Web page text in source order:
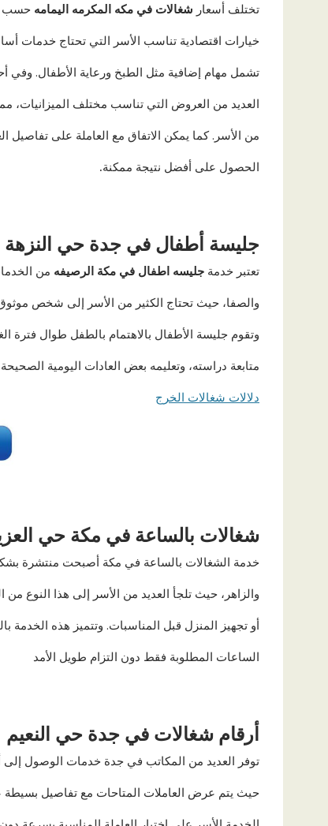
تختلف أسعار شغالات في مكه المكرمه اليمامه حسب
خيارات اقتصادية تناسب الأسر التي تحتاج خدمات
تشمل مهام إضافية مثل الطبخ ورعاية الأطفال. وفي
العديد من العروض التي تناسب مختلف الميزانيات،
من الأسر. كما يمكن الاتفاق مع العاملة على تفاصيل
الحصول على أفضل نتيجة ممكنة.
جليسة أطفال في جدة حي النزهة
تعتبر خدمة جليسه اطفال في مكة الرصيفه من
والصفا، حيث تحتاج الكثير من الأسر إلى شخص موثوق
وتقوم جليسة الأطفال بالاهتمام بالطفل طوال فترة
متابعة دراسته، وتعليمه بعض العادات اليومية الصحيحة
دلالات شغالات الخرج
شغالات بالساعة في مكة حي
خدمة الشغالات بالساعة في مكة أصبحت منتشرة
والزاهر، حيث تلجأ العديد من الأسر إلى هذا النوع
أو تجهيز المنزل قبل المناسبات. وتتميز هذه الخدمة
الساعات المطلوبة فقط دون التزام طويل الأمد
أرقام شغالات في جدة حي النعيم
توفر العديد من المكاتب في جدة خدمات الوصول إلى
حيث يتم عرض العاملات المتاحات مع تفاصيل بسيطة